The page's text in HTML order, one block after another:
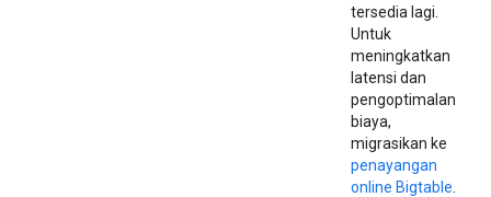
tersedia lagi.
Untuk
meningkatkan
latensi dan
pengoptimalan
biaya,
migrasikan ke
penayangan
online Bigtable